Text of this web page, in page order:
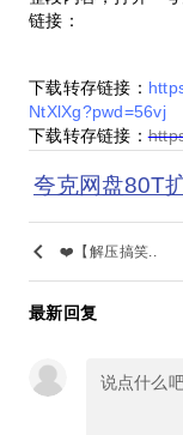
链接：
下载转存链接：
NtXlXg?pwd=56vj
下载转存链接：
夸克网盘80T
keyboard_arrow_left ❤️【解压搞笑..
最新回复